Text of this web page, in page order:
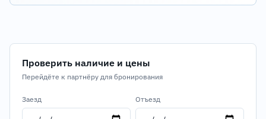
Проверить наличие и цены
Перейдёте к партнёру для бронирования
Заезд Отъезд